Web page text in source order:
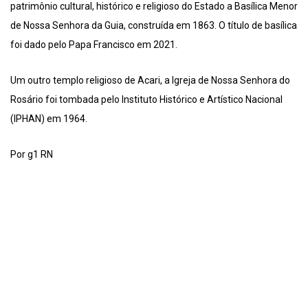
patrimônio cultural, histórico e religioso do Estado a Basílica Menor
de Nossa Senhora da Guia, construída em 1863. O título de basílica
foi dado pelo Papa Francisco em 2021.
Um outro templo religioso de Acari, a Igreja de Nossa Senhora do
Rosário foi tombada pelo Instituto Histórico e Artístico Nacional
(IPHAN) em 1964.
Por g1 RN